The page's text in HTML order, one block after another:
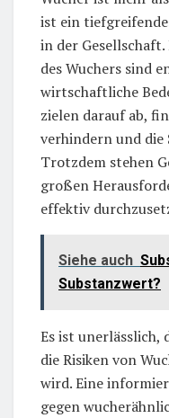
ist ein
in der
des Wuchers sind
wirtschaftliche
zielen darauf ab,
verhindern und die
Trotzdem stehen
großen
effektiv
Siehe auch
Substanzwert?
Es ist unerlässlich,
die Risiken von
wird. Eine
gegen